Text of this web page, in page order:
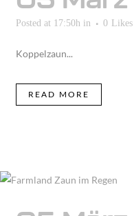
Posted at 17:50h in 0 Likes
Koppelzaun...
READ MORE